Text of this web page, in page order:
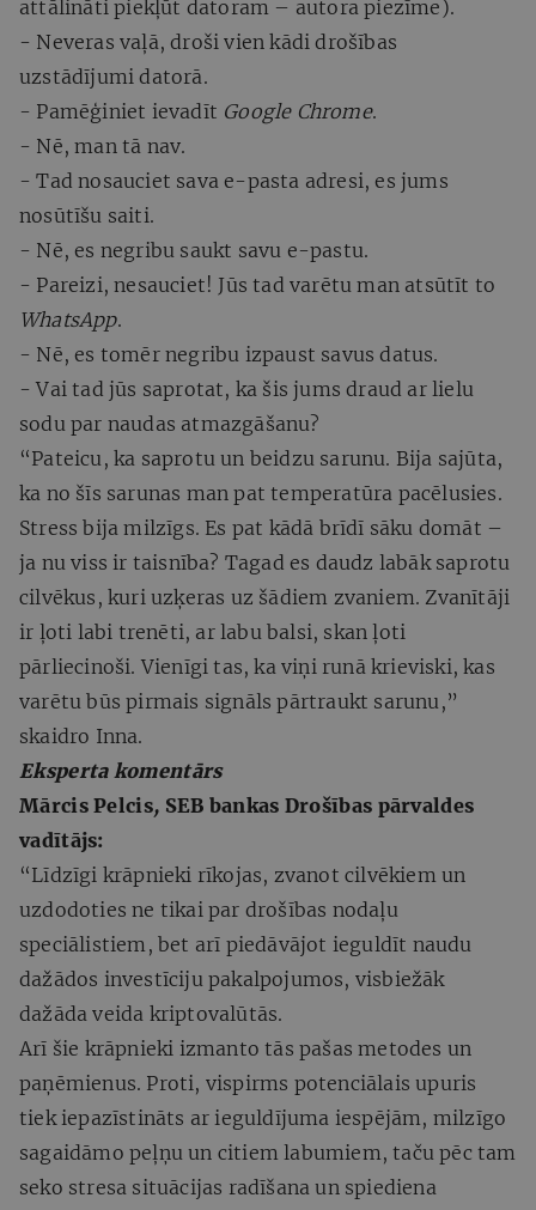
attālināti piekļūt datoram – autora piezīme).
- Neveras vaļā, droši vien kādi drošības
uzstādījumi datorā.
- Pamēģiniet ievadīt Google Chrome.
- Nē, man tā nav.
- Tad nosauciet sava e-pasta adresi, es jums
nosūtīšu saiti.
- Nē, es negribu saukt savu e-pastu.
- Pareizi, nesauciet! Jūs tad varētu man atsūtīt to
WhatsApp.
- Nē, es tomēr negribu izpaust savus datus.
- Vai tad jūs saprotat, ka šis jums draud ar lielu
sodu par naudas atmazgāšanu?
“Pateicu, ka saprotu un beidzu sarunu. Bija sajūta,
ka no šīs sarunas man pat temperatūra pacēlusies.
Stress bija milzīgs. Es pat kādā brīdī sāku domāt –
ja nu viss ir taisnība? Tagad es daudz labāk saprotu
cilvēkus, kuri uzķeras uz šādiem zvaniem. Zvanītāji
ir ļoti labi trenēti, ar labu balsi, skan ļoti
pārliecinoši. Vienīgi tas, ka viņi runā krieviski, kas
varētu būs pirmais signāls pārtraukt sarunu,”
skaidro Inna.
Eksperta komentārs
Mārcis Pelcis, SEB bankas Drošības pārvaldes
vadītājs:
“Līdzīgi krāpnieki rīkojas, zvanot cilvēkiem un
uzdodoties ne tikai par drošības nodaļu
speciālistiem, bet arī piedāvājot ieguldīt naudu
dažādos investīciju pakalpojumos, visbiežāk
dažāda veida kriptovalūtās.
Arī šie krāpnieki izmanto tās pašas metodes un
paņēmienus. Proti, vispirms potenciālais upuris
tiek iepazīstināts ar ieguldījuma iespējām, milzīgo
sagaidāmo peļņu un citiem labumiem, taču pēc tam
seko stresa situācijas radīšana un spiediena